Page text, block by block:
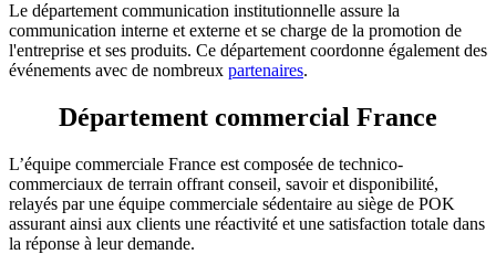
Le département communication institutionnelle assure la
communication interne et externe et se charge de la promotion de
l'entreprise et ses produits. Ce département coordonne également des
événements avec de nombreux partenaires.
Département commercial France
L’équipe commerciale France est composée de technico-
commerciaux de terrain offrant conseil, savoir et disponibilité,
relayés par une équipe commerciale sédentaire au siège de POK
assurant ainsi aux clients une réactivité et une satisfaction totale dans
la réponse à leur demande.